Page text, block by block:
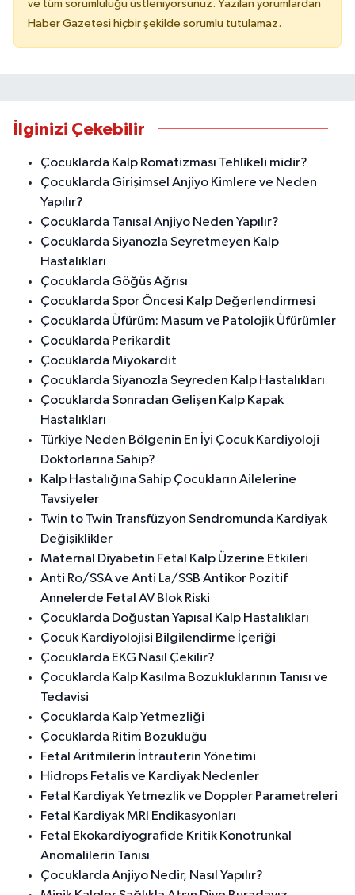
ve tüm sorumluluğu üstleniyorsunuz. Yazılan yorumlardan
Haber Gazetesi hiçbir şekilde sorumlu tutulamaz.
İlginizi Çekebilir
Çocuklarda Kalp Romatizması Tehlikeli midir?
Çocuklarda Girişimsel Anjiyo Kimlere ve Neden
Yapılır?
Çocuklarda Tanısal Anjiyo Neden Yapılır?
Çocuklarda Siyanozla Seyretmeyen Kalp
Hastalıkları
Çocuklarda Göğüs Ağrısı
Çocuklarda Spor Öncesi Kalp Değerlendirmesi
Çocuklarda Üfürüm: Masum ve Patolojik Üfürümler
Çocuklarda Perikardit
Çocuklarda Miyokardit
Çocuklarda Siyanozla Seyreden Kalp Hastalıkları
Çocuklarda Sonradan Gelişen Kalp Kapak
Hastalıkları
Türkiye Neden Bölgenin En İyi Çocuk Kardiyoloji
Doktorlarına Sahip?
Kalp Hastalığına Sahip Çocukların Ailelerine
Tavsiyeler
Twin to Twin Transfüzyon Sendromunda Kardiyak
Değişiklikler
Maternal Diyabetin Fetal Kalp Üzerine Etkileri
Anti Ro/SSA ve Anti La/SSB Antikor Pozitif
Annelerde Fetal AV Blok Riski
Çocuklarda Doğuştan Yapısal Kalp Hastalıkları
Çocuk Kardiyolojisi Bilgilendirme İçeriği
Çocuklarda EKG Nasıl Çekilir?
Çocuklarda Kalp Kasılma Bozukluklarının Tanısı ve
Tedavisi
Çocuklarda Kalp Yetmezliği
Çocuklarda Ritim Bozukluğu
Fetal Aritmilerin İntrauterin Yönetimi
Hidrops Fetalis ve Kardiyak Nedenler
Fetal Kardiyak Yetmezlik ve Doppler Parametreleri
Fetal Kardiyak MRI Endikasyonları
Fetal Ekokardiyografide Kritik Konotrunkal
Anomalilerin Tanısı
Çocuklarda Anjiyo Nedir, Nasıl Yapılır?